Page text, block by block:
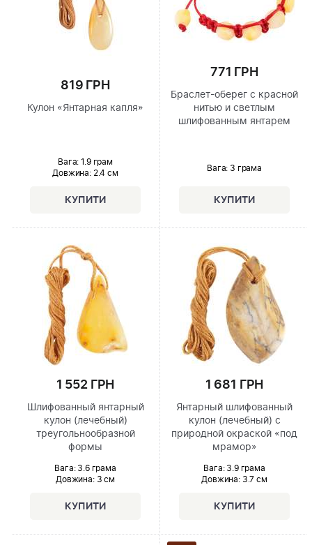
819 ГРН
Кулон «Янтарная капля»
Вага: 1.9 грам
Довжина:2.4 см
771 ГРН
Браслет-оберег с красной
нитью и светлым
шлифованным янтарем
Вага: 3 грама
1 552 ГРН
Шлифованный янтарный
кулон (лечебный)
треугольнообразной
формы
Вага: 3.6 грама
Довжина:3 см
1 681 ГРН
Янтарный шлифованный
кулон (лечебный) с
природной окраской «под
мрамор»
Вага: 3.9 грама
Довжина:3.7 см